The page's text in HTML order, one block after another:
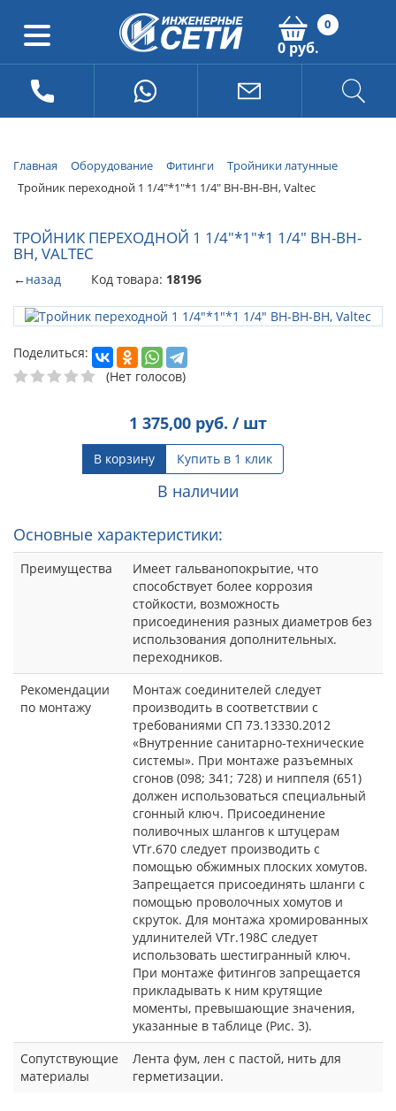
0
0 руб.
Главная Оборудование Фитинги
Тройники латунные
Тройник переходной 1 1/4"*1"*1 1/4" ВН-ВН-ВН, Valtec
ТРОЙНИК ПЕРЕХОДНОЙ 1 1/4"*1"*1 1/4" ВН-ВН-
ВН, VALTEC
←назад Код товара: 18196
Поделиться:
(Нет голосов)
1 375,00 руб. / шт
В корзину Купить в 1 клик
В наличии
Основные характеристики:
Преимущества
Имеет гальванопокрытие, что
способствует более коррозия
стойкости, возможность
присоединения разных диаметров без
использования дополнительных.
переходников.
Рекомендации
по монтажу
Монтаж соединителей следует
производить в соответствии с
требованиями СП 73.13330.2012
«Внутренние санитарно-технические
системы». При монтаже разъемных
сгонов (098; 341; 728) и ниппеля (651)
должен использоваться специальный
сгонный ключ. Присоединение
поливочных шлангов к штуцерам
VTr.670 следует производить с
помощью обжимных плоских хомутов.
Запрещается присоединять шланги с
помощью проволочных хомутов и
скруток. Для монтажа хромированных
удлинителей VTr.198C следует
использовать шестигранный ключ.
При монтаже фитингов запрещается
прикладывать к ним крутящие
моменты, превышающие значения,
указанные в таблице (Рис. 3).
Сопутствующие
материалы
Лента фум, лен с пастой, нить для
герметизации.